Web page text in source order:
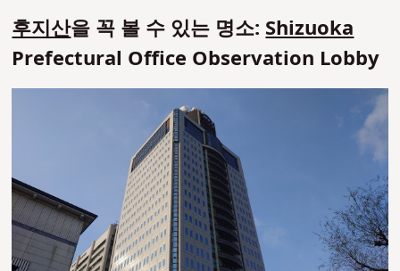
후지산을 꼭 볼 수 있는 명소:Shizuoka
Prefectural Office Observation Lobby